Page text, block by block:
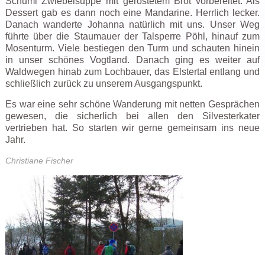
Dessert gab es dann noch eine Mandarine. Herrlich lecker.
Danach wanderte Johanna natürlich mit uns. Unser Weg
führte über die Staumauer der Talsperre Pöhl, hinauf zum
Mosenturm. Viele bestiegen den Turm und schauten hinein
in unser schönes Vogtland. Danach ging es weiter auf
Waldwegen hinab zum Lochbauer, das Elstertal entlang und
schließlich zurück zu unserem Ausgangspunkt.
Es war eine sehr schöne Wanderung mit netten Gesprächen
gewesen, die sicherlich bei allen den Silvesterkater
vertrieben hat. So starten wir gerne gemeinsam ins neue
Jahr.
Christiane Fischer